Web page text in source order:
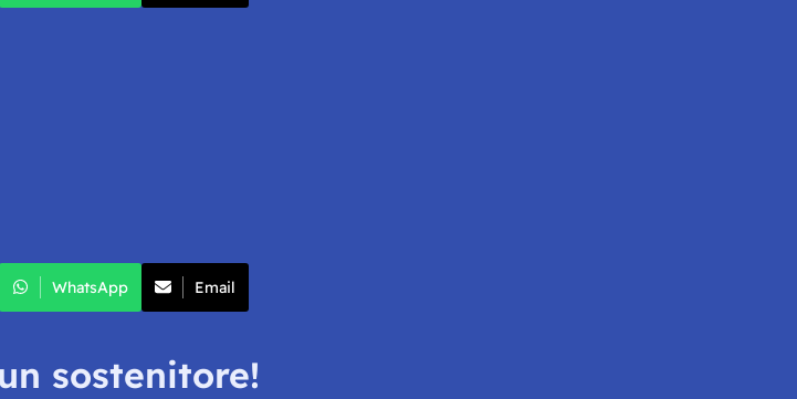
WhatsApp Email
sostenitore!